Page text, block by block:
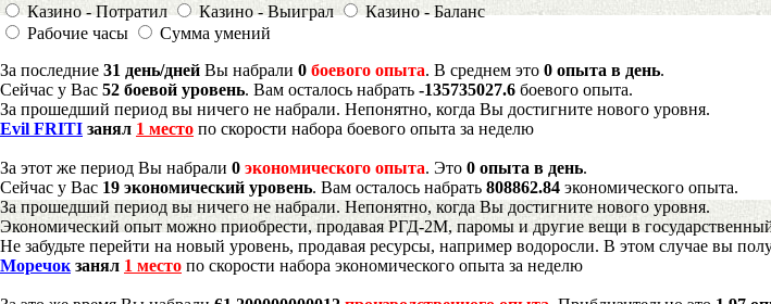
Казино - Потратил
Казино - Выиграл
Казино - Баланс
Рабочие часы
Сумма умений
За последние 31 день/дней Вы набрали 0 боевого опыта. В среднем это 0 опыта в день.
Сейчас у Вас 52 боевой уровень. Вам осталось набрать -135735027.6 боевого опыта.
За прошедший период вы ничего не набрали. Непонятно, когда Вы достигните нового уровня.
Evil FRITI занял 1 место по скорости набора боевого опыта за неделю
За этот же период Вы набрали 0 экономического опыта. Это 0 опыта в день.
Сейчас у Вас 19 экономический уровень. Вам осталось набрать 808862.84 экономического опыта.
За прошедший период вы ничего не набрали. Непонятно, когда Вы достигните нового уровня.
Экономический опыт можно приобрести, продавая РГД-2М, паромы и другие вещи в
Не забудьте перейти на новый уровень, продавая ресурсы, например водоросли. В этом случае вы
Моречок занял 1 место по скорости набора экономического опыта за неделю